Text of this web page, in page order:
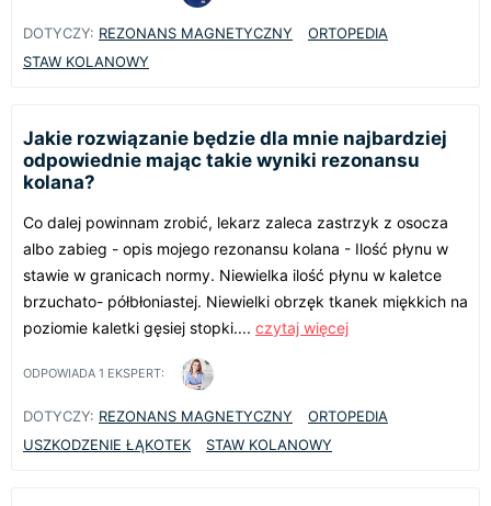
DOTYCZY: REZONANS MAGNETYCZNY
ORTOPEDIA
STAW KOLANOWY
Jakie rozwiązanie będzie dla mnie najbardziej
odpowiednie mając takie wyniki rezonansu
kolana?
Co dalej powinnam zrobić, lekarz zaleca zastrzyk z osocza
albo zabieg - opis mojego rezonansu kolana - Ilość płynu w
stawie w granicach normy. Niewielka ilość płynu w kaletce
brzuchato- półbłoniastej. Niewielki obrzęk tkanek miękkich na
poziomie kaletki gęsiej stopki.... czytaj więcej
ODPOWIADA 1 EKSPERT:
DOTYCZY: REZONANS MAGNETYCZNY
ORTOPEDIA
USZKODZENIE ŁĄKOTEK
STAW KOLANOWY